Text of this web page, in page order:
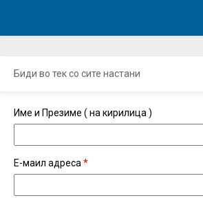
Биди во тек со сите настани
Име и Презиме ( на кирилица )
Е-маил адреса *